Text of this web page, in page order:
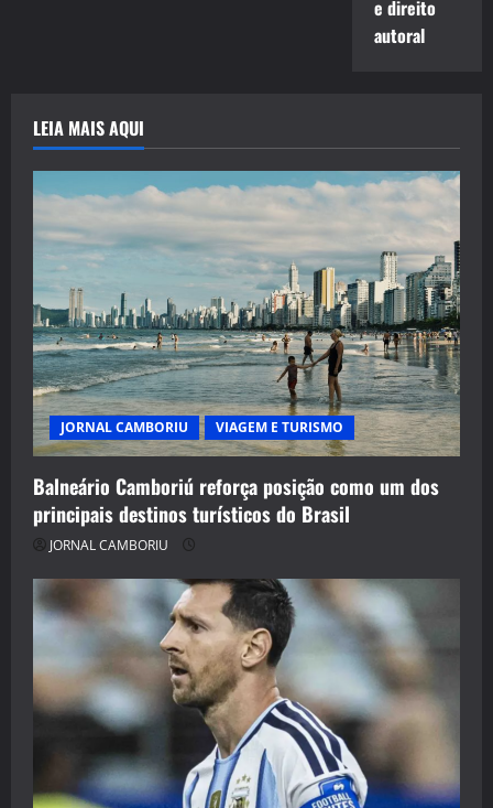
e direito
autoral
LEIA MAIS AQUI
JORNAL CAMBORIU VIAGEM E TURISMO
Balneário Camboriú reforça posição como um dos
principais destinos turísticos do Brasil
JORNAL CAMBORIU